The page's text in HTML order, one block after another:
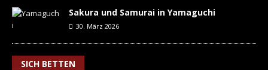
Sakura und Samurai in Yamaguchi
30. März 2026
SICH BETTEN